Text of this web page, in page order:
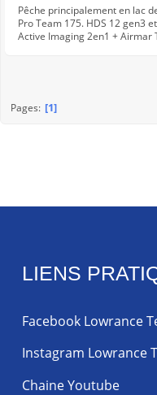
Pêche principalement en lac
Pro Team 175. HDS 12 gen3
Active Imaging 2en1 + Airmar
Pages 1
LIENS
Facebook Lowrance
Instagram Lowrance
Chaine Youtube